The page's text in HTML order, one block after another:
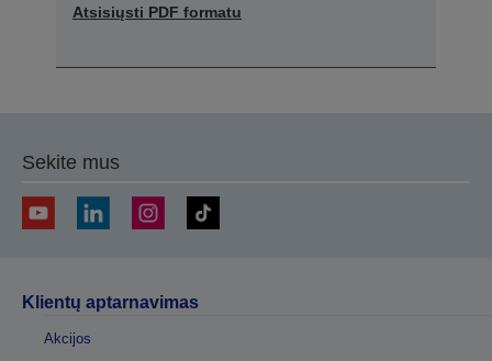
Atsisiųsti PDF formatu
Sekite mus
Klientų aptarnavimas
Akcijos